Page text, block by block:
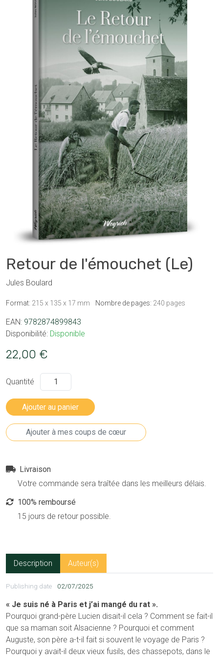
Retour de l'émouchet (Le)
Jules Boulard
Format: 215 x 135 x 17 mm Nombre de pages: 240 pages
EAN: 9782874899843
Disponibilité: Disponible
22,00 €
Quantité
Livraison
Votre commande sera traîtée dans les meilleurs délais.
100% remboursé
15 jours de retour possible.
Description Auteur(s)
Publishing date 02/07/2025
« Je suis né à Paris et j’ai mangé du rat ».
Pourquoi grand-père Lucien disait-il cela ? Comment se fait-il
que sa maman soit Alsacienne ? Pourquoi et comment
Auguste, son père a-t-il fait si souvent le voyage de Paris ?
Pourquoi y avait-il deux vieux fusils, des chassepots, dans le